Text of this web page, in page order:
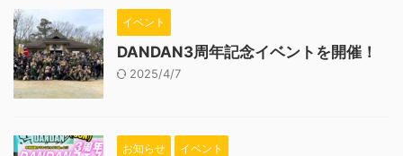
イベント
DANDAN3周年記念イベントを開催！
2025/4/7
お知らせ イベント